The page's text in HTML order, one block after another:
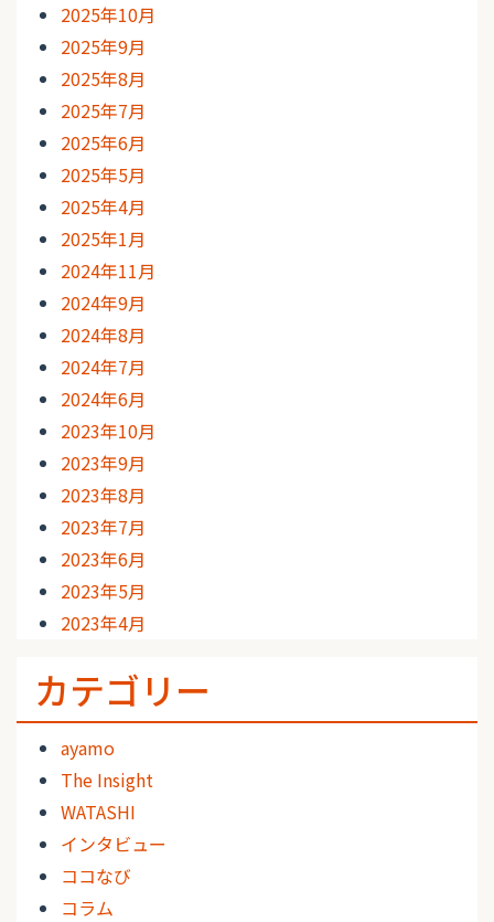
2025年10月
2025年9月
2025年8月
2025年7月
2025年6月
2025年5月
2025年4月
2025年1月
2024年11月
2024年9月
2024年8月
2024年7月
2024年6月
2023年10月
2023年9月
2023年8月
2023年7月
2023年6月
2023年5月
2023年4月
カテゴリー
ayamo
The Insight
WATASHI
インタビュー
ココなび
コラム